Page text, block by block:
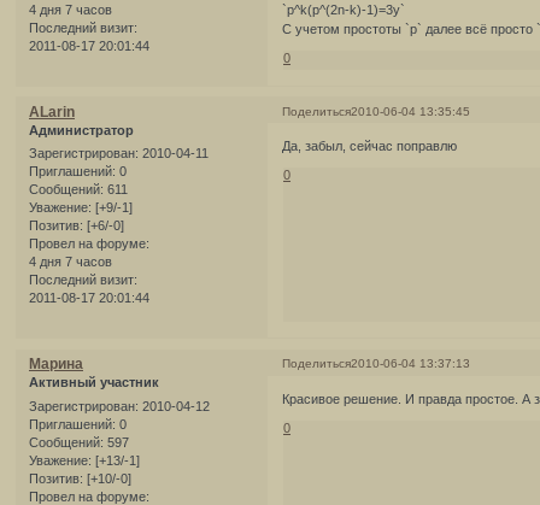
4 дня 7 часов
Последний визит:
2011-08-17 20:01:44
`p^k(p^(2n-k)-1)=3y`
С учетом простоты `p` далее всё просто
0
Поделиться2010-06-04 13:35:45
ALarin
Администратор
Зарегистрирован: 2010-04-11
Приглашений: 0
Сообщений: 611
Уважение: [+9/-1]
Позитив: [+6/-0]
Провел на форуме:
4 дня 7 часов
Последний визит:
2011-08-17 20:01:44
Да, забыл, сейчас поправлю
0
Поделиться2010-06-04 13:37:13
Марина
Активный участник
Зарегистрирован: 2010-04-12
Приглашений: 0
Сообщений: 597
Уважение: [+13/-1]
Позитив: [+10/-0]
Провел на форуме:
Красивое решение. И правда простое. А
0